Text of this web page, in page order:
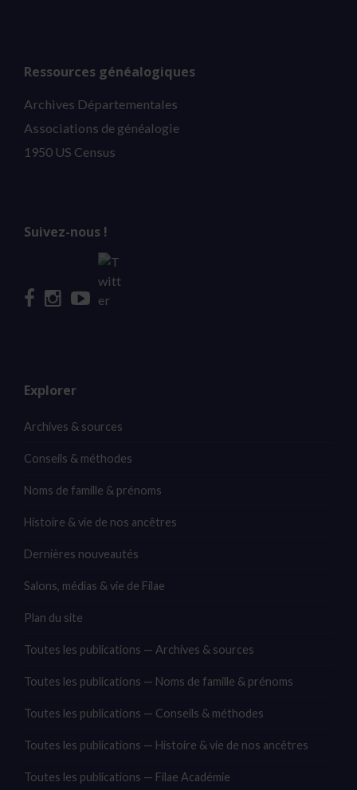
Ressources généalogiques
Archives Départementales
Associations de généalogie
1950 US Census
Suivez-nous !
Explorer
Archives & sources
Conseils & méthodes
Noms de famille & prénoms
Histoire & vie de nos ancêtres
Dernières nouveautés
Salons, médias & vie de Filae
Plan du site
Toutes les publications — Archives & sources
Toutes les publications — Noms de famille & prénoms
Toutes les publications — Conseils & méthodes
Toutes les publications — Histoire & vie de nos ancêtres
Toutes les publications — Filae Académie